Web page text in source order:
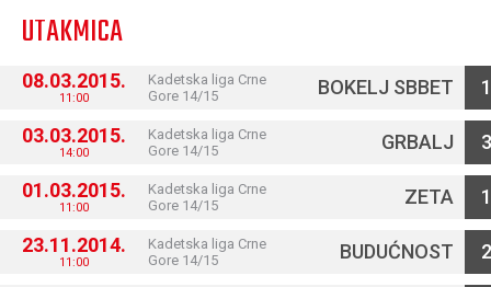
UTAKMICA
08.03.2015.
11:00
Kadetska liga Crne
Gore 14/15
BOKELJ SBBET 1
03.03.2015.
14:00
Kadetska liga Crne
Gore 14/15
GRBALJ 3
01.03.2015.
11:00
Kadetska liga Crne
Gore 14/15
ZETA 1
23.11.2014.
11:00
Kadetska liga Crne
Gore 14/15
BUDUĆNOST 2